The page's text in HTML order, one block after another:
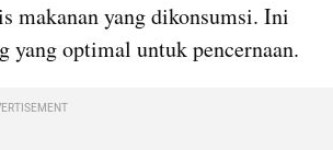
makanan yang dikonsumsi. Ini
yang optimal untuk pencernaan.